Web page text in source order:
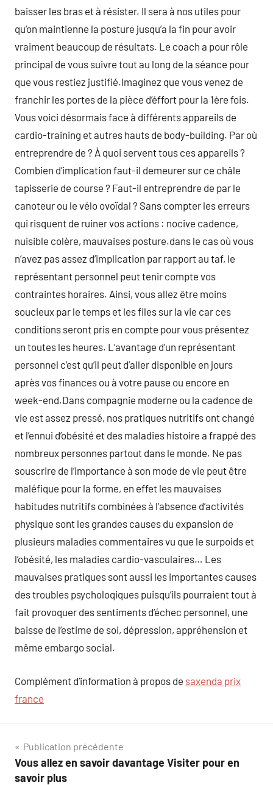
baisser les bras et à résister. Il sera à nos utiles pour
qu’on maintienne la posture jusqu’a la fin pour avoir
vraiment beaucoup de résultats. Le coach a pour rôle
principal de vous suivre tout au long de la séance pour
que vous restiez justifié.Imaginez que vous venez de
franchir les portes de la pièce d’éffort pour la 1ère fois.
Vous voici désormais face à différents appareils de
cardio-training et autres hauts de body-building. Par où
entreprendre de ? À quoi servent tous ces appareils ?
Combien d’implication faut-il demeurer sur ce châle
tapisserie de course ? Faut-il entreprendre de par le
canoteur ou le vélo ovoïdal ? Sans compter les erreurs
qui risquent de ruiner vos actions : nocive cadence,
nuisible colère, mauvaises posture.dans le cas où vous
n’avez pas assez d’implication par rapport au taf, le
représentant personnel peut tenir compte vos
contraintes horaires. Ainsi, vous allez être moins
soucieux par le temps et les files sur la vie car ces
conditions seront pris en compte pour vous présentez
un toutes les heures. L’avantage d’un représentant
personnel c’est qu’il peut d’aller disponible en jours
après vos finances ou à votre pause ou encore en
week-end.Dans compagnie moderne ou la cadence de
vie est assez pressé, nos pratiques nutritifs ont changé
et l’ennui d’obésité et des maladies histoire a frappé des
nombreux personnes partout dans le monde. Ne pas
souscrire de l’importance à son mode de vie peut être
maléfique pour la forme, en effet les mauvaises
habitudes nutritifs combinées à l’absence d’activités
physique sont les grandes causes du expansion de
plusieurs maladies commentaires vu que le surpoids et
l’obésité, les maladies cardio-vasculaires… Les
mauvaises pratiques sont aussi les importantes causes
des troubles psycholoqiques puisqu’ils pourraient tout à
fait provoquer des sentiments d’échec personnel, une
baisse de l’estime de soi, dépression, appréhension et
même embargo social.
Complément d’information à propos de saxenda prix
france
Navigation
de
Publication précédente
Vous allez en savoir davantage Visiter pour en
savoir plus